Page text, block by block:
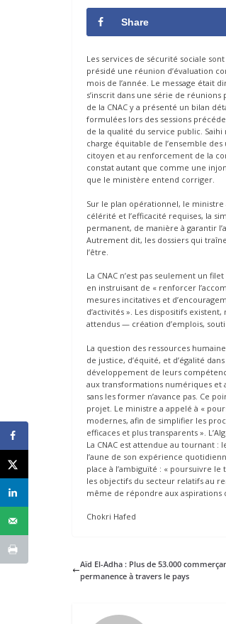
Share
Les services de sécurité sociale
présidé une réunion d’évaluation
mois de l’année. Le message était
s’inscrit dans une série de
de la CNAC y a présenté un bilan
formulées lors des sessions
de la qualité du service public. Saihi
charge équitable de l’ensemble
citoyen et au renforcement de la
constat autant que comme une
que le ministère entend corriger.
Sur le plan opérationnel, le
célérité et l’efficacité requises, la
permanent, de manière à garantir
Autrement dit, les dossiers qui
l’être.
La CNAC n’est pas seulement un
en instruisant de « renforcer
mesures incitatives et
d’activités ». Les dispositifs
attendus — création d’emplois,
La question des ressources
de justice, d’équité, et d’égalité
développement de leurs
aux transformations numériques et
sans les former n’avance pas. Ce
projet. Le ministre a appelé à «
modernes, afin de simplifier les
efficaces et plus transparents ».
La CNAC est attendue au tournant
l’aune de son expérience
place à l’ambiguïté : « poursuivre
les objectifs du secteur relatifs au
même de répondre aux aspirations
Chokri Hafed
Aïd El-Adha : Plus de 53.000
permanence à travers le pays